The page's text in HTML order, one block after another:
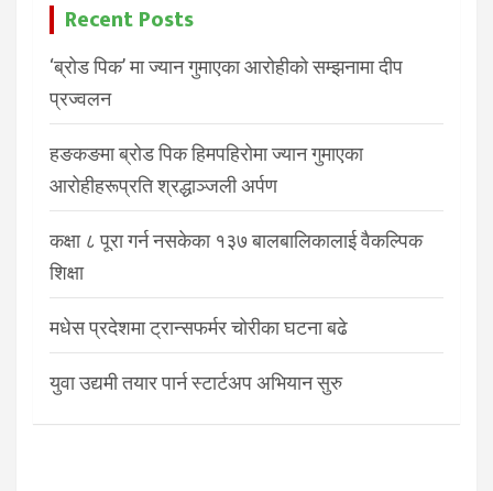
Recent Posts
‘ब्रोड पिक’ मा ज्यान गुमाएका आरोहीको सम्झनामा दीप
प्रज्वलन
हङकङमा ब्रोड पिक हिमपहिरोमा ज्यान गुमाएका
आरोहीहरूप्रति श्रद्धाञ्जली अर्पण
कक्षा ८ पूरा गर्न नसकेका १३७ बालबालिकालाई वैकल्पिक
शिक्षा
मधेस प्रदेशमा ट्रान्सफर्मर चोरीका घटना बढे
युवा उद्यमी तयार पार्न स्टार्टअप अभियान सुरु